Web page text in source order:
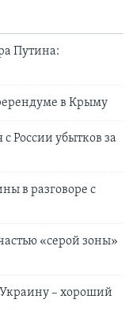
Путина:
в Крыму
России убытков за
в разговоре с
«серой зоны»
– хороший